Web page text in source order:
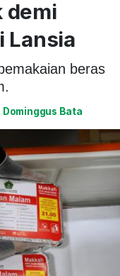
demi
Lansia
beras
Dominggus Bata